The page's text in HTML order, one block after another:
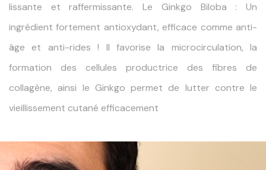
lissante et raffermissante. Le Ginkgo Biloba : Un
ingrédient fortement antioxydant, efficace comme anti-
âge et anti-rides ! Il favorise la microcirculation, la
formation des cellules productrice des fibres de
collagène, ainsi le Ginkgo permet de lutter contre le
vieillissement cutané efficacement